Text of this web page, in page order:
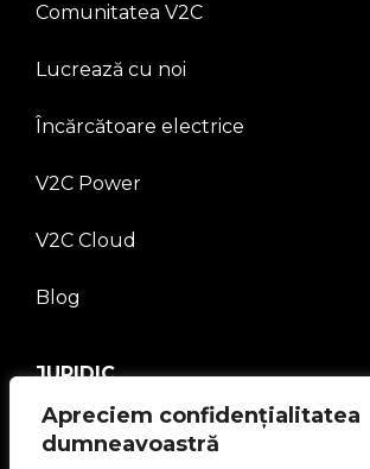
Apreciem confidențialitatea
dumneavoastră
Comunitatea V2C
Lucrează cu noi
Încărcătoare electrice
V2C Power
V2C Cloud
Blog
JURIDIC
Politica de confidențialitate